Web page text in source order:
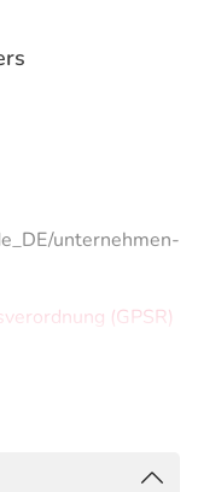
unternehmen-
(GPSR)
sich oben